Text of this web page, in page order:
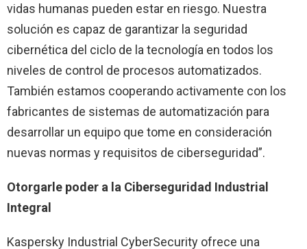
vidas humanas pueden estar en riesgo. Nuestra
solución es capaz de garantizar la seguridad
cibernética del ciclo de la tecnología en todos los
niveles de control de procesos automatizados.
También estamos cooperando activamente con los
fabricantes de sistemas de automatización para
desarrollar un equipo que tome en consideración
nuevas normas y requisitos de ciberseguridad”.
Otorgarle poder a la Ciberseguridad Industrial
Integral
Kaspersky Industrial CyberSecurity ofrece una